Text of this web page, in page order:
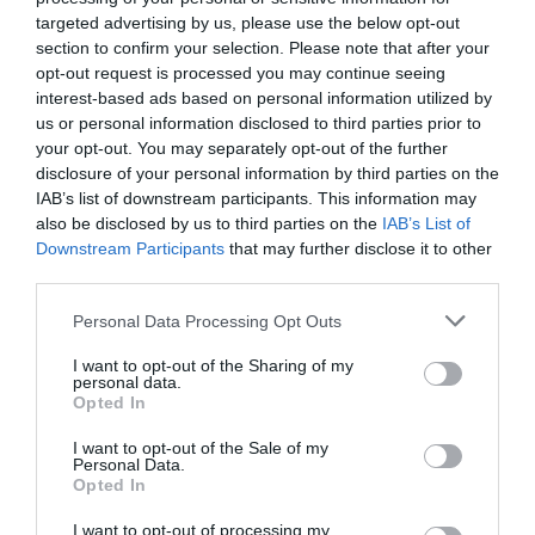
targeted advertising by us, please use the below opt-out
section to confirm your selection. Please note that after your
opt-out request is processed you may continue seeing
interest-based ads based on personal information utilized by
us or personal information disclosed to third parties prior to
your opt-out. You may separately opt-out of the further
disclosure of your personal information by third parties on the
IAB’s list of downstream participants. This information may
also be disclosed by us to third parties on the IAB’s List of
Downstream Participants that may further disclose it to other
Personal Data Processing Opt Outs
I want to opt-out of the Sharing of my
personal data.
Opted In
I want to opt-out of the Sale of my
Personal Data.
Opted In
I want to opt-out of processing my
Materijos ir anti materijos generavimas iš
vakuumo
Žmonija iki 2050 m. galėtų
visiškai atsisakyti naftos ir dujų
Žmonija, jei tik norėtų, iki 2050 metų galėtų visiškai pereiti prie
energijos šaltinių, atsisakydama naftos, dujų, anglies ir kitų iškastinių
Transporto studijų instituto mokslininko Marko Delucchi ir Stenfordo
dirbančio jo kolegos Marko Jacobsono atlikto tyrimo, skirto „žaliosios“
revoliucijos realioms galimybėms įvertinti, rezultatus. Amerikiečių
nagrinėjo, ar realu įveikti vieną svarbiausių žmonijos iššūkių – 100 proc.
prie atsinaujinančių energijos šaltinių visiškai atsisakius naftos, dujų bei
naudojimo.
Šiuo metu 80 proc. pasaulinio energijos šaltinių poreikio patenkina